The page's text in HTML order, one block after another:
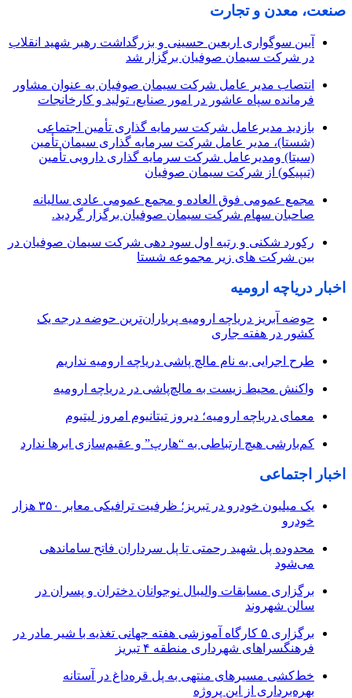
صنعت، معدن و تجارت
آیین سوگواری اربعین حسینی و بزرگداشت رهبر شهید انقلاب
در شرکت سیمان صوفیان برگزار شد
انتصاب مدیر عامل شرکت سیمان صوفیان به عنوان مشاور
فرمانده سپاه عاشور در امور صنایع، تولید و کارخانجات
بازدید مدیرعامل شرکت سرمایه گذاری تأمین اجتماعی
(شستا)، مدیر عامل شرکت سرمایه گذاری سیمان تأمین
(سیتا) ومدیرعامل شرکت سرمایه گذاری دارویی تأمین
(تیپیکو) از شرکت سیمان صوفیان
مجمع عمومی فوق العاده و مجمع عمومی عادی سالیانه
صاحبان سهام شرکت سیمان صوفیان برگزار گردید.
رکورد شکنی و رتبه اول سود دهی شرکت سیمان صوفیان در
بین شرکت های زیر مجموعه شستا
اخبار دریاچه ارومیه
حوضه آبریز دریاچه ارومیه پرباران‌ترین حوضه‌ درجه یک
کشور در هفته جاری
طرح اجرایی به نام مالچ پاشی دریاچه ارومیه نداریم
واکنش محیط زیست به مالچ‌پاشی در دریاچه ارومیه
معمای دریاچه ارومیه؛ دیروز تیتانیوم امروز لیتیوم
کم‌بارشی هیچ ارتباطی به “هارپ” و عقیم‌سازی ابرها ندارد
اخبار اجتماعی
یک میلیون خودرو در تبریز؛ ظرفیت ترافیکی معابر ۳۵۰ هزار
خودرو
محدوده پل شهید رحمتی تا پل سرداران فاتح ساماندهی
می‌شود
برگزاری مسابقات والیبال نوجوانان دختران و پسران در
سالن شهروند
برگزاری ۵ کارگاه آموزشی هفته جهانی تغذیه با شیر مادر در
فرهنگسراهای شهرداری منطقه ۴ تبریز
خط‌کشی مسیرهای منتهی به پل قره‌داغ در آستانه
بهره‌برداری از این پروژه